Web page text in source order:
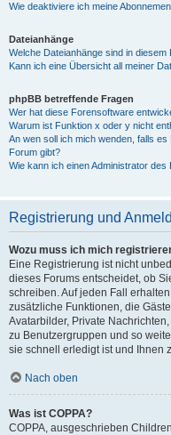
Wie deaktiviere ich meine
Dateianhänge
Welche Dateianhänge sind in diesem
Kann ich eine Übersicht all meiner
phpBB betreffende Fragen
Wer hat diese Forensoftware
Warum ist Funktion x oder y nicht
An wen soll ich mich wenden, falls
Forum gibt?
Wie kann ich einen Administrator
Registrierung und
Wozu muss ich mich
Eine Registrierung ist nicht
dieses Forums entscheidet, ob
schreiben. Auf jeden Fall
zusätzliche Funktionen, die
Avatarbilder, Private
zu Benutzergruppen und so
sie schnell erledigt ist und Ihnen
Nach oben
Was ist COPPA?
COPPA, ausgeschrieben